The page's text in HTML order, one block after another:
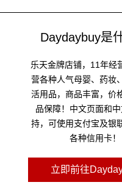
Daydaybuy是
乐天金牌店铺，11年经
营各种人气母婴、药妆
活用品，商品丰富，价
品保障！中文页面和
持，可使用支付宝及银
各种信用卡！
立即前往